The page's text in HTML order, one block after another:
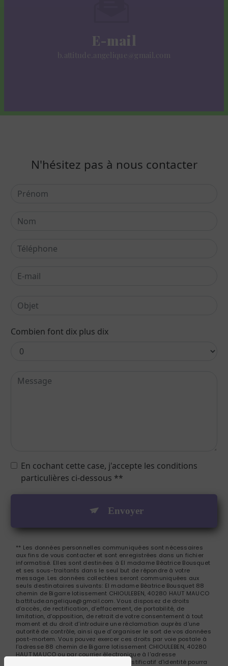
E-mail
b.attitude.angelique@gmail.com
N'hésitez pas à nous contacter
Combien font dix plus dix
En cochant cette case, j'accepte les conditions
particulières ci-dessous **
Envoyer
** Les données personnelles communiquées sont nécessaires
aux fins de vous contacter et sont enregistrées dans un fichier
informatisé. Elles sont destinées à El madame Béatrice Bousquet
et ses sous-traitants dans le seul but de répondre à votre
message. Les données collectées seront communiquées aux
seuls destinataires suivants: El madame Béatrice Bousquet 88
chemin de Bigarre lotissement CHIOULEBEN, 40280 HAUT MAUCO
b.attitude.angelique@gmail.com. Vous disposez de droits
d’accès, de rectification, d’effacement, de portabilité, de
limitation, d’opposition, de retrait de votre consentement à tout
moment et du droit d’introduire une réclamation auprès d’une
autorité de contrôle, ainsi que d’organiser le sort de vos données
post-mortem. Vous pouvez exercer ces droits par voie postale à
l'adresse 88 chemin de Bigarre lotissement CHIOULEBEN, 40280
HAUT MAUCO ou par courrier électronique à l'adresse
b.attitude.angelique@gmail.com. Un justificatif d'identité pourra